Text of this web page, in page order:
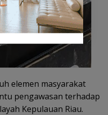
elemen masyarakat
pengawasan terhadap
Kepulauan Riau.